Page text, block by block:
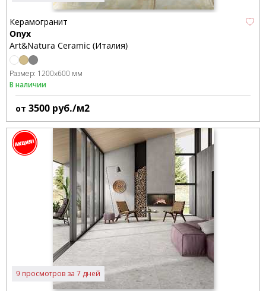
Керамогранит
Onyx
Art&Natura Ceramic (Италия)
Размер: 1200x600 мм
В наличии
от 3500 руб./м2
9 просмотров за 7 дней